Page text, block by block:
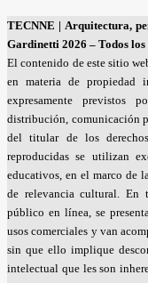
TECNNE | Arquitectura,
Gardinetti 2026 – Todos los
El contenido de este sitio
en materia de propiedad
expresamente previstos
distribución, comunicación
del titular de los
reproducidas se utilizan
educativos, en el marco de
de relevancia cultural. En
público en línea, se
usos comerciales y van
sin que ello implique
intelectual que les son